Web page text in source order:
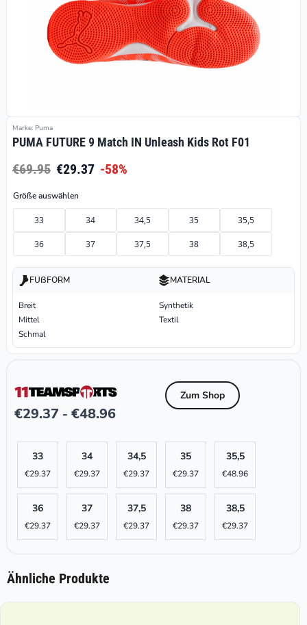
Marke: Puma
PUMA FUTURE 9 Match IN Unleash Kids Rot F01
€69.95 €29.37 -58%
Größe auswählen
33 34 34,5 35 35,5
36 37 37,5 38 38,5
FUßFORM
Breit
Mittel
Schmal
MATERIAL
Synthetik
Textil
€29.37 - €48.96
Zum Shop
33
€29.37
34
€29.37
34,5
€29.37
35
€29.37
35,5
€48.96
36
€29.37
37
€29.37
37,5
€29.37
38
€29.37
38,5
€29.37
Ähnliche Produkte